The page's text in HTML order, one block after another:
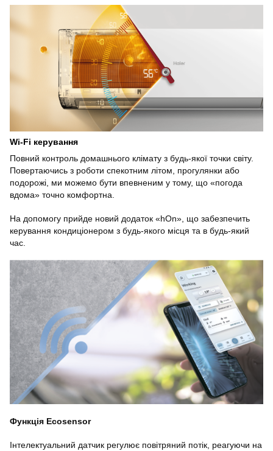
Wi-Fi керування
Повний контроль домашнього клімату з будь-якої точки світу.
Повертаючись з роботи спекотним літом, прогулянки або
подорожі, ми можемо бути впевненим у тому, що «погода
вдома» точно комфортна.
На допомогу прийде новий додаток «hOn», що забезпечить
керування кондиціонером з будь-якого місця та в будь-який
час.
Функція Ecosensor
Інтелектуальний датчик регулює повітряний потік, реагуючи на